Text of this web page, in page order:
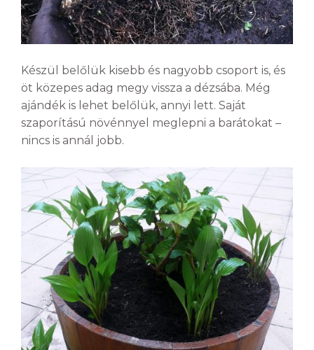
Készül belőlük kisebb és nagyobb csoport is, és
öt közepes adag megy vissza a dézsába. Még
ajándék is lehet belőlük, annyi lett. Saját
szaporítású növénnyel meglepni a barátokat –
nincs is annál jobb.